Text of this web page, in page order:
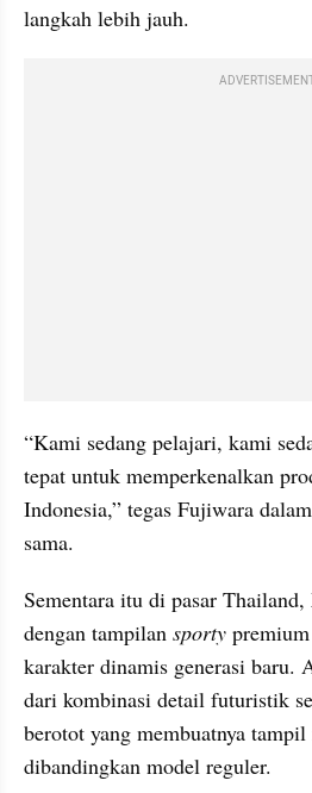
langkah lebih jauh.
“Kami sedang pelajari, kami
tepat untuk memperkenalkan
Indonesia,” tegas Fujiwara
sama.
Sementara itu di pasar
dengan tampilan sporty
karakter dinamis generasi baru.
dari kombinasi detail futuristik
berotot yang membuatnya
dibandingkan model reguler.